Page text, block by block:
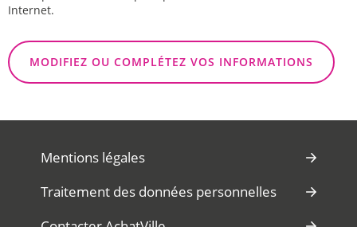
Internet.
MODIFIEZ OU COMPLÉTEZ VOS INFORMATIONS
Mentions légales
Traitement des données personnelles